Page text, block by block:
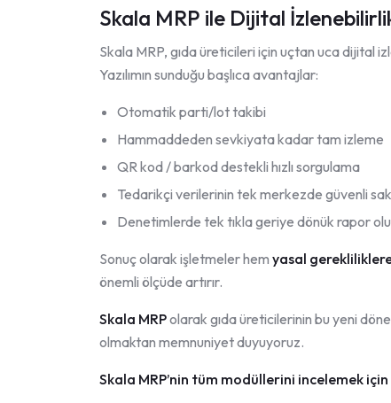
Skala MRP ile Dijital
Skala MRP, gıda üreticileri için uçtan uca
Yazılımın sunduğu başlıca avantajlar:
Otomatik parti/lot takibi
Hammaddeden sevkiyata kadar tam izleme
QR kod / barkod destekli hızlı sorgulama
Tedarikçi verilerinin tek merkezde güvenli
Denetimlerde tek tıkla geriye dönük rapor
Sonuç olarak işletmeler hem yasal
önemli ölçüde artırır.
Skala MRPolarak gıda üreticilerinin bu yeni
olmaktan memnuniyet duyuyoruz.
Skala MRP’nin tüm modüllerini incelemek için